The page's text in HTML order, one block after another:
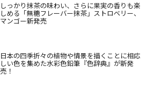
しっかり抹茶の味わい、さらに果実の香りも楽
しめる「無糖フレーバー抹茶」ストロベリー、
マンゴー新発売
日本の四季折々の植物や情景を描くことに相応
しい色を集めた水彩色鉛筆『色辞典』が新発
売！